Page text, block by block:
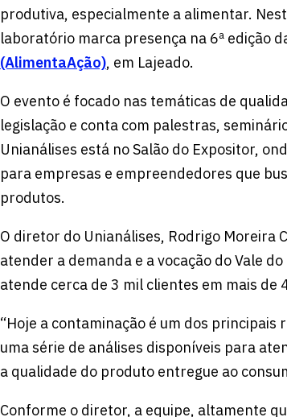
produtiva, especialmente a alimentar.
laboratório marca presença na 6ª edição
(AlimentaAção), em Lajeado.
O evento é focado nas temáticas de
legislação e conta com palestras,
Unianálises está no Salão do Expositor,
para empresas e empreendedores que
produtos.
O diretor do Unianálises, Rodrigo Moreira
atender a demanda e a vocação do Vale
atende cerca de 3 mil clientes em mais de
“Hoje a contaminação é um dos
uma série de análises disponíveis para
a qualidade do produto entregue ao
Conforme o diretor, a equipe, altamente